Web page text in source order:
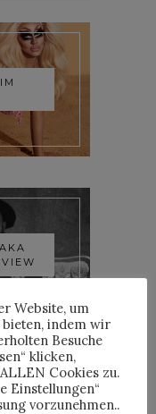
Website, um
bieten, indem wir
Besuche
klicken,
Cookies zu.
Einstellungen“
vorzunehmen..